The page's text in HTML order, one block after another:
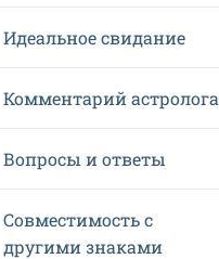
Идеальное свидание
Комментарий астролога
Вопросы и ответы
Совместимость с
другими знаками